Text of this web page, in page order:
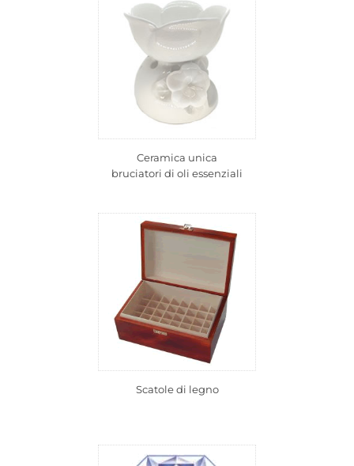
Ceramica unica
bruciatori di oli essenziali
Scatole di legno